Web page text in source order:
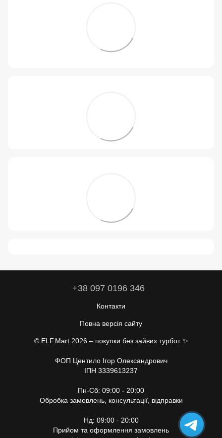
+38 097 0196 346
Контакти
Повна версія сайту
© ELF.Mart 2026 – покупки без зайвих турбот ✨
ФОП Центило Ігор Олександрович
ІПН 3339613237
Пн-Сб: 09:00 - 20:00
Обробка замовлень, консультації, відправки
Нд: 09:00 - 20:00
Прийом та оформлення замовлень